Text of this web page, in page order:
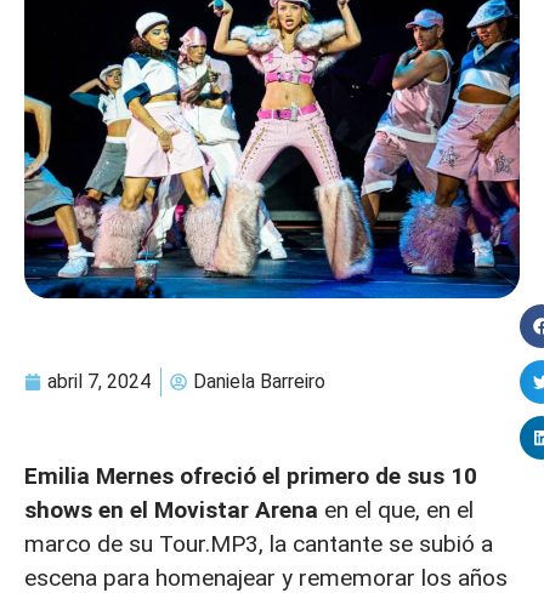
abril 7, 2024 Daniela Barreiro
Emilia Mernes ofreció el primero de sus 10
shows en el Movistar Arena en el que, en el
marco de su Tour.MP3, la cantante se subió a
escena para homenajear y rememorar los años